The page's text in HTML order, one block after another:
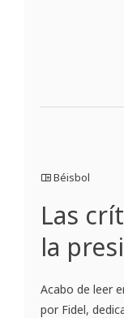
Béisbol
Las
la
Acabo de leer
por Fidel,